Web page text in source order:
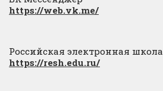
https://web.vk.me/
Российская электронная школа
https://resh.edu.ru/